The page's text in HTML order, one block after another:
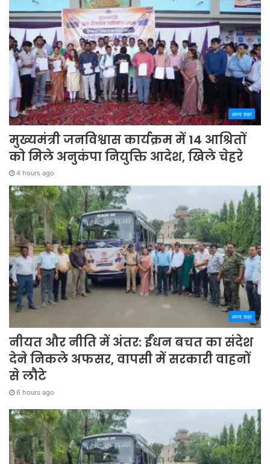
अपना शहर
मुख्यमंत्री जनविश्वास कार्यक्रम में 14 आश्रितों
को मिले अनुकंपा नियुक्ति आदेश, खिले चेहरे
4 hours ago
अपना शहर
नीयत और नीति में अंतर: ईंधन बचत का संदेश
देने निकले अफसर, वापसी में सरकारी वाहनों
से लौटे
6 hours ago